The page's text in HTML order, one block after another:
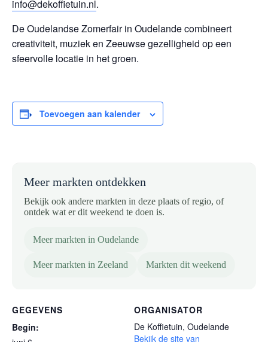
info@dekoffietuin.nl.
De Oudelandse Zomerfair in Oudelande combineert
creativiteit, muziek en Zeeuwse gezelligheid op een
sfeervolle locatie in het groen.
Toevoegen aan kalender
Meer markten ontdekken
Bekijk ook andere markten in deze plaats of regio, of
ontdek wat er dit weekend te doen is.
Meer markten in Oudelande
Meer markten in Zeeland Markten dit weekend
GEGEVENS
Begin:
ORGANISATOR
De Koffietuin, Oudelande
Bekijk de site van